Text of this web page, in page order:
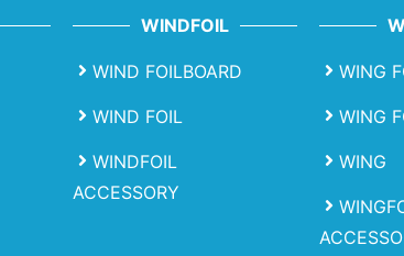
WINDFOIL
WIND FOILBOARD
WIND FOIL
WINDFOIL
ACCESSORY
WING
WING
WING